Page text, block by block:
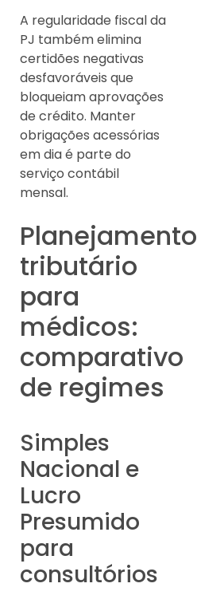
A regularidade fiscal da
PJ também elimina
certidões negativas
desfavoráveis que
bloqueiam aprovações
de crédito. Manter
obrigações acessórias
em dia é parte do
serviço contábil
mensal.
Planejamento
tributário
para
médicos:
comparativo
de regimes
Simples
Nacional e
Lucro
Presumido
para
consultórios